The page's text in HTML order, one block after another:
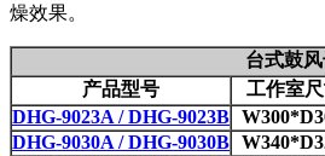
燥效果。
台式鼓
产品型号
工作室
DHG-9023A / DHG-9023B
DHG-9030A / DHG-9030B